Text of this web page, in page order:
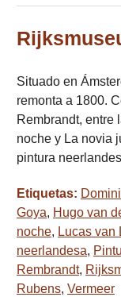
Situado en
remonta a 1800.
Rembrandt, entre
noche y La novia
pintura
Etiquetas:
Goya, Hugo van
noche, Lucas van
neerlandesa,
Rembrandt,
Rubens, Vermeer